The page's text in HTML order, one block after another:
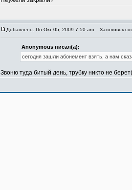
Добавлено: Пн Окт 05, 2009 7:50 am Заголовок
Anonymous писал(а):
сегодня зашли абонемент взять, а нам
Звоню туда битый день, трубку никто не берет(